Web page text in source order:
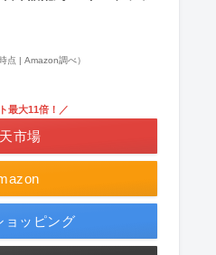
点 | Amazon調べ）
最大11倍！／
市場
ョッピング